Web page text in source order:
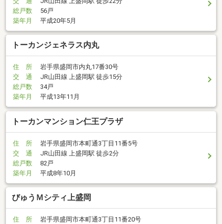
総戸数
56戸
築年月
平成20年5月
トーカンジェネラス内丸
住 所
岩手県盛岡市内丸17番30号
交 通
JR山田線 上盛岡駅 徒歩15分
総戸数
34戸
築年月
平成13年11月
トーカンマンション仁王プラザ
住 所
岩手県盛岡市本町通3丁目11番5号
交 通
JR山田線 上盛岡駅 徒歩2分
総戸数
82戸
築年月
平成8年10月
びゅうＭシティ上盛岡
住 所
岩手県盛岡市本町通3丁目11番20号